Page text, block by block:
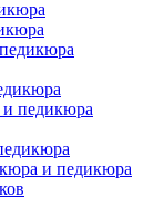
педикюра
и педикюра